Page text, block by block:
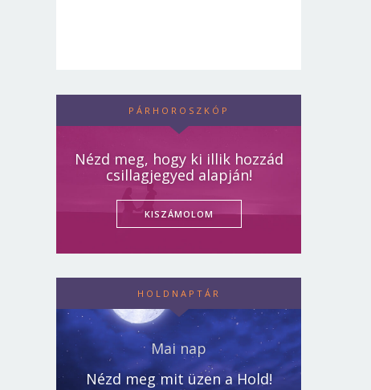
PÁRHOROSZKÓP
Nézd meg, hogy ki illik hozzád
csillagjegyed alapján!
KISZÁMOLOM
HOLDNAPTÁR
Mai nap
Nézd meg mit üzen a Hold!